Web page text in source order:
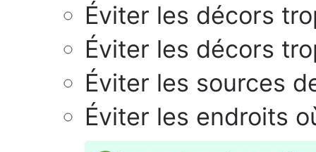
Éviter les décors
Éviter les décors
Éviter les sources
Éviter les endroits